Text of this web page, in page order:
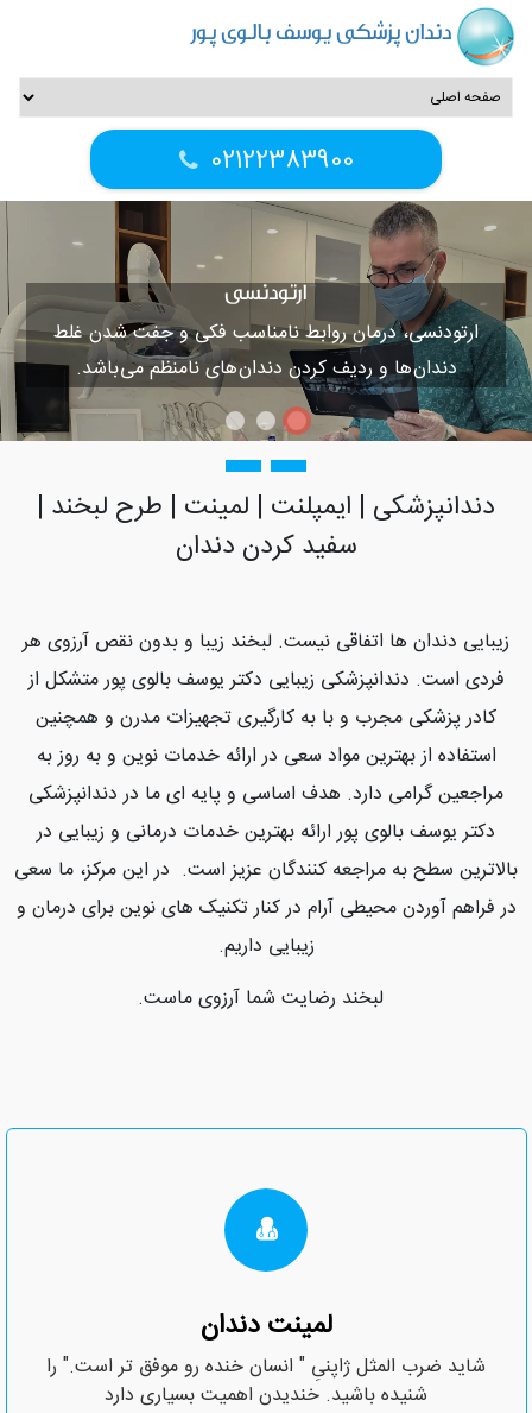
دندان پزشکی یوسف بالوی پور
02122383900
ارتودنسی
ارتودنسی، درمان روابط نامناسب فکی و جفت شدن غلط
دندان ها و ردیف کردن دندان های نامنظم می باشد.
دندانپزشکی | ایمپلنت | لمینت | طرح لبخند |
سفید کردن دندان
زیبایی دندان ها اتفاقی نیست. لبخند زیبا و بدون نقص آرزوی هر
فردی است. دندانپزشکی زیبایی دکتر یوسف بالوی پور متشکل از
کادر پزشکی مجرب و با به کارگیری تجهیزات مدرن و همچنین
استفاده از بهترین مواد سعی در ارائه خدمات نوین و به روز به
مراجعین گرامی دارد. هدف اساسی و پایه ای ما در دندانپزشکی
دکتر یوسف بالوی پور ارائه بهترین خدمات درمانی و زیبایی در
بالاترین سطح به مراجعه کنندگان عزیز است. در این مرکز، ما سعی
در فراهم آوردن محیطی آرام در کنار تکنیک های نوین برای درمان و
زیبایی داریم.
لبخند رضایت شما آرزوی ماست.
لمینت دندان
شاید ضرب المثل ژاپنیِ " انسان خنده ‌رو موفق ‌تر است." را
شنیده باشید. خندیدن اهمیت بسیاری دارد